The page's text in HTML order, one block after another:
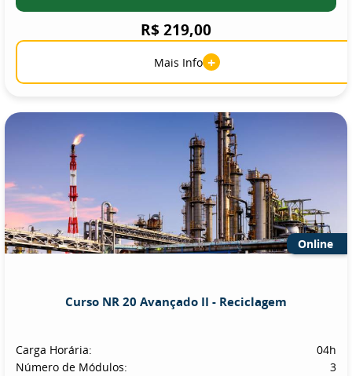
R$ 219,00
Mais Info +
Online
Curso NR 20 Avançado II - Reciclagem
Carga Horária:
04h
Número de Módulos:
3